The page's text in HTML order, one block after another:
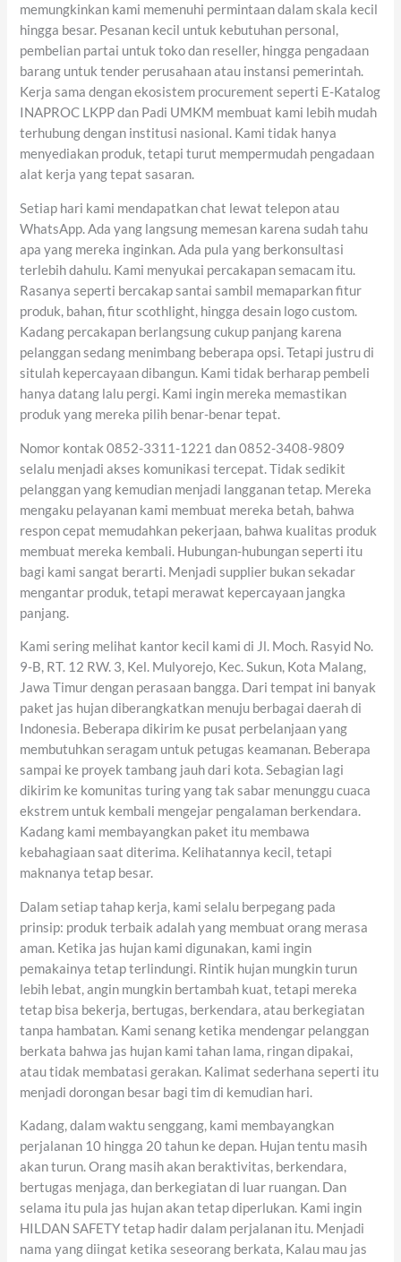
memungkinkan kami memenuhi permintaan dalam skala kecil
hingga besar. Pesanan kecil untuk kebutuhan personal,
pembelian partai untuk toko dan reseller, hingga pengadaan
barang untuk tender perusahaan atau instansi pemerintah.
Kerja sama dengan ekosistem procurement seperti E-Katalog
INAPROC LKPP dan Padi UMKM membuat kami lebih mudah
terhubung dengan institusi nasional. Kami tidak hanya
menyediakan produk, tetapi turut mempermudah pengadaan
alat kerja yang tepat sasaran.
Setiap hari kami mendapatkan chat lewat telepon atau
WhatsApp. Ada yang langsung memesan karena sudah tahu
apa yang mereka inginkan. Ada pula yang berkonsultasi
terlebih dahulu. Kami menyukai percakapan semacam itu.
Rasanya seperti bercakap santai sambil memaparkan fitur
produk, bahan, fitur scothlight, hingga desain logo custom.
Kadang percakapan berlangsung cukup panjang karena
pelanggan sedang menimbang beberapa opsi. Tetapi justru di
situlah kepercayaan dibangun. Kami tidak berharap pembeli
hanya datang lalu pergi. Kami ingin mereka memastikan
produk yang mereka pilih benar-benar tepat.
Nomor kontak 0852-3311-1221 dan 0852-3408-9809
selalu menjadi akses komunikasi tercepat. Tidak sedikit
pelanggan yang kemudian menjadi langganan tetap. Mereka
mengaku pelayanan kami membuat mereka betah, bahwa
respon cepat memudahkan pekerjaan, bahwa kualitas produk
membuat mereka kembali. Hubungan-hubungan seperti itu
bagi kami sangat berarti. Menjadi supplier bukan sekadar
mengantar produk, tetapi merawat kepercayaan jangka
panjang.
Kami sering melihat kantor kecil kami di Jl. Moch. Rasyid No.
9-B, RT. 12 RW. 3, Kel. Mulyorejo, Kec. Sukun, Kota Malang,
Jawa Timur dengan perasaan bangga. Dari tempat ini banyak
paket jas hujan diberangkatkan menuju berbagai daerah di
Indonesia. Beberapa dikirim ke pusat perbelanjaan yang
membutuhkan seragam untuk petugas keamanan. Beberapa
sampai ke proyek tambang jauh dari kota. Sebagian lagi
dikirim ke komunitas turing yang tak sabar menunggu cuaca
ekstrem untuk kembali mengejar pengalaman berkendara.
Kadang kami membayangkan paket itu membawa
kebahagiaan saat diterima. Kelihatannya kecil, tetapi
maknanya tetap besar.
Dalam setiap tahap kerja, kami selalu berpegang pada
prinsip: produk terbaik adalah yang membuat orang merasa
aman. Ketika jas hujan kami digunakan, kami ingin
pemakainya tetap terlindungi. Rintik hujan mungkin turun
lebih lebat, angin mungkin bertambah kuat, tetapi mereka
tetap bisa bekerja, bertugas, berkendara, atau berkegiatan
tanpa hambatan. Kami senang ketika mendengar pelanggan
berkata bahwa jas hujan kami tahan lama, ringan dipakai,
atau tidak membatasi gerakan. Kalimat sederhana seperti itu
menjadi dorongan besar bagi tim di kemudian hari.
Kadang, dalam waktu senggang, kami membayangkan
perjalanan 10 hingga 20 tahun ke depan. Hujan tentu masih
akan turun. Orang masih akan beraktivitas, berkendara,
bertugas menjaga, dan berkegiatan di luar ruangan. Dan
selama itu pula jas hujan akan tetap diperlukan. Kami ingin
HILDAN SAFETY tetap hadir dalam perjalanan itu. Menjadi
nama yang diingat ketika seseorang berkata, Kalau mau jas